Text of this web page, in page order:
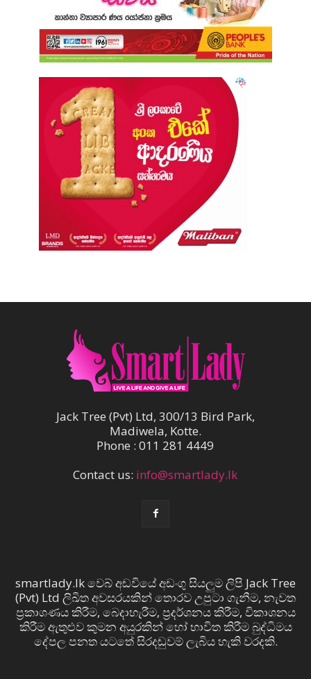
Jack Tree (Pvt) Ltd, 300/13 Bird Park,
Madiwela, Kotte.
Phone : 011 281 4449
Contact us: info@smartlady.lk
smartlady.lk වෙබ් අඩවියේ අඩංගු සියලුම ලිපි Jack Tree
(Pvt) Ltd ලිඛිත අවසරයකින් තොරව උපුටා ගැනීම, නැවත
ප්‍රකාශණය කිරීම, බෙදාහැරීම, ප්‍රදර්ශනය කිරීම, විකාශනය
කිරීම ඇතුළුව කුමන අයුරකින් හෝ භාවිත කිරීම බුද්ධිමය
දේපල පනත යටතේ සිරදඬුවම් ලැබිය හැකි වරදකි.